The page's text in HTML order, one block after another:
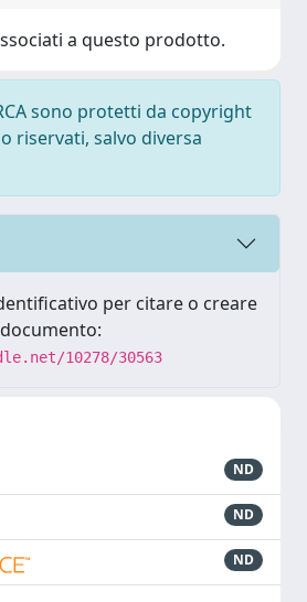
a questo prodotto.
sono protetti da copyright
riservati, salvo diversa
per citare o creare
10278/30563
ND
ND
ND